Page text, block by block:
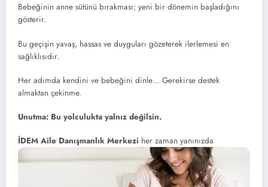
Bebeğinin anne sütünü bırakması; yeni bir dönemin başladığını
gösterir.
Bu geçişin yavaş, hassas ve duyguları gözeterek ilerlemesi en
sağlıklısıdır.
Her adımda kendini ve bebeğini dinle… Gerekirse destek
almaktan çekinme.
Unutma: Bu yolculukta yalnız değilsin.
İDEM Aile Danışmanlık Merkezi her zaman yanınızda